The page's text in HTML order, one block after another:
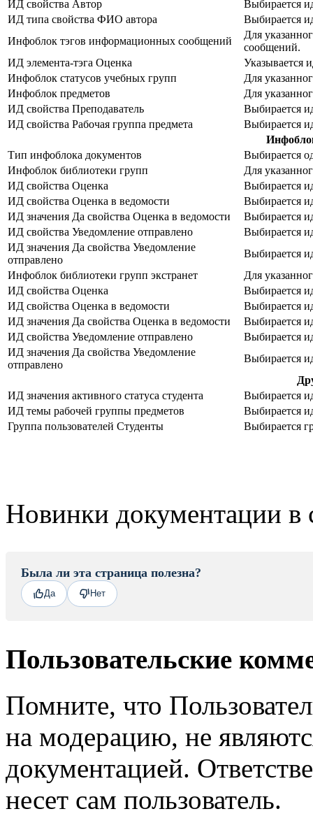
ИД свойства Автор
Выбирается
ИД типа свойства ФИО автора
Выбирается
Инфоблок тэгов информационных сообщений
Для
сообщений.
ИД элемента-тэга Оценка
Указывается
Инфоблок статусов учебных групп
Для
Инфоблок предметов
Для
ИД свойства Преподаватель
Выбирается
ИД свойства Рабочая группа предмета
Выбирается
Тип инфоблока документов
Выбирается
Инфоблок библиотеки групп
Для
ИД свойства Оценка
Выбирается
ИД свойства Оценка в ведомости
Выбирается
ИД значения Да свойства Оценка в ведомости
Выбирается
ИД свойства Уведомление отправлено
Выбирается
ИД значения Да свойства Уведомление
отправлено
Выбирается
Инфоблок библиотеки групп экстранет
Для
ИД свойства Оценка
Выбирается
ИД свойства Оценка в ведомости
Выбирается
ИД значения Да свойства Оценка в ведомости
Выбирается
ИД свойства Уведомление отправлено
Выбирается
ИД значения Да свойства Уведомление
отправлено
Выбирается
ИД значения активного статуса студента
Выбирается
ИД темы рабочей группы предметов
Выбирается
Группа пользователей Студенты
Выбирается
Новинки документации в
Была ли эта страница полезна?
Да Нет
Пользовательские
Помните, что
на модерацию, не
документацией.
несет сам пользователь.